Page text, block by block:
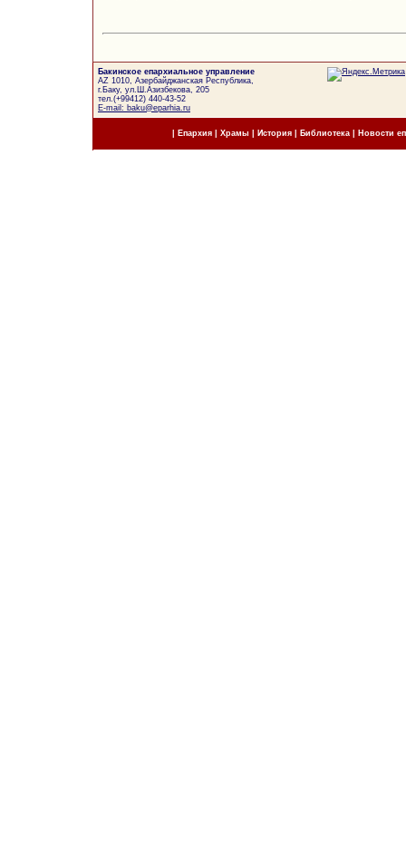
Бакинское епархиальное управление
AZ 1010, Азербайджанская Республика,
г.Баку, ул.Ш.Азизбекова, 205
тел.(+99412) 440-43-52
E-mail: baku@eparhia.ru
Епархия| Храмы История| Библиотека Новости